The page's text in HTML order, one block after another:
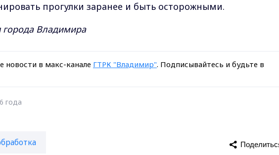
прогулки заранее и быть осторожными.
города Владимира
новости в макс-канале ГТРК "Владимир". Подписывайтесь и будьте в
года